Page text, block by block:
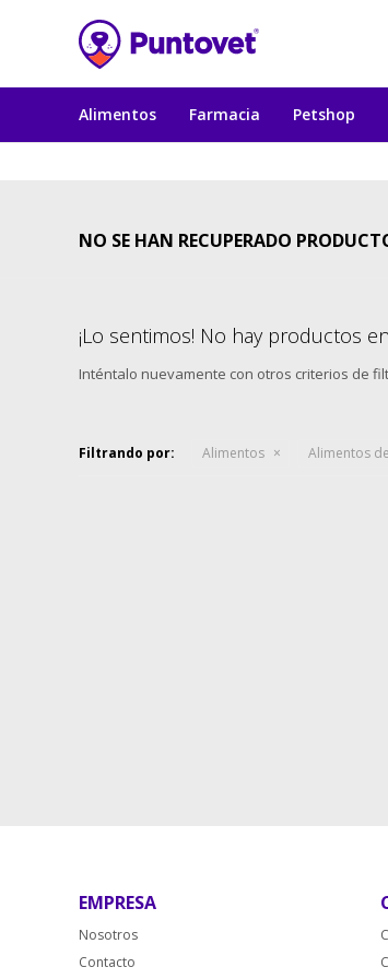
Alimentos Farmacia Petshop
NO SE HAN RECUPERADO
¡Lo sentimos! No hay productos
Inténtalo nuevamente con otros criterios de
Filtrando por: Alimentos Alimentos
EMPRESA
Nosotros
Contacto